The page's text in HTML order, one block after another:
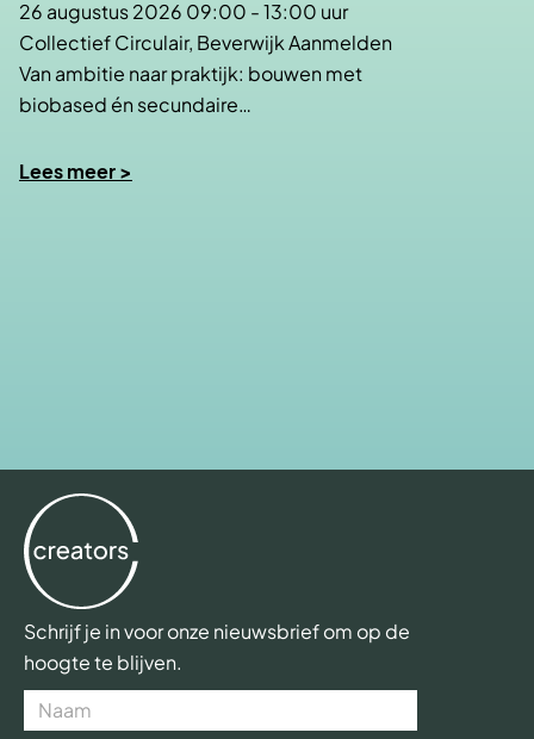
26 augustus 2026 09:00 - 13:00 uur
Collectief Circulair, Beverwijk Aanmelden
Van ambitie naar praktijk: bouwen met
biobased én secundaire…
Lees meer >
Schrijf je in voor onze nieuwsbrief om op de
hoogte te blijven.